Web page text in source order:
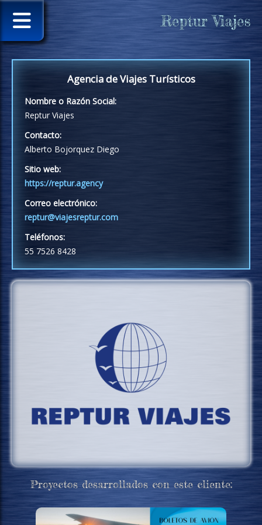
Reptur Viajes
Agencia de Viajes Turísticos
Nombre o Razón Social:
Reptur Viajes
Contacto:
Alberto Bojorquez Diego
Sitio web:
https://reptur.agency
Correo electrónico:
reptur@viajesreptur.com
Teléfonos:
55 7526 8428
Proyectos desarrollados con este cliente: